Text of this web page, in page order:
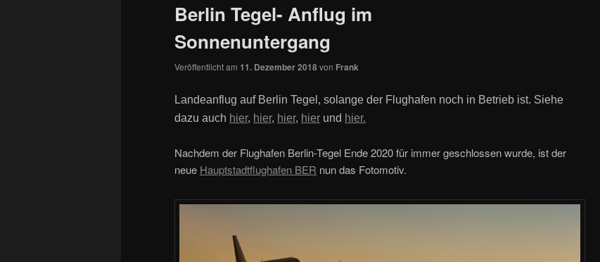
Berlin Tegel- Anflug im
Sonnenuntergang
Veröffentlicht am 11. Dezember 2018von Frank
Landeanflug auf Berlin Tegel, solange der Flughafen noch in Betrieb ist. Siehe
dazu auch hier, hier, hier, hier und hier.
Nachdem der Flughafen Berlin-Tegel Ende 2020 für immer geschlossen wurde, ist der
neue Hauptstadtflughafen BER nun das Fotomotiv.